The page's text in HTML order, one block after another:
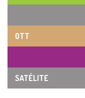
OTT
SATÉLITE